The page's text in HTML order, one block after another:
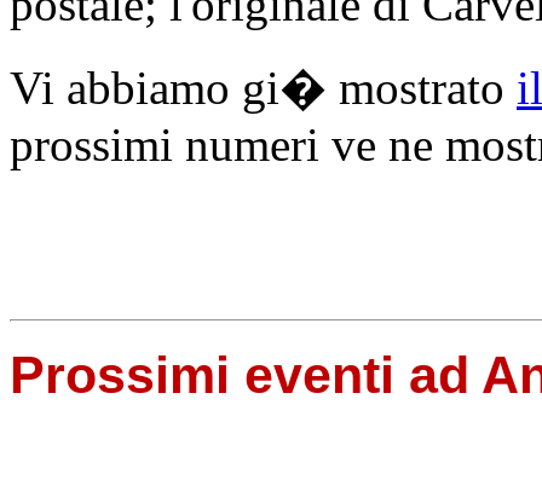
Vi abbiamo gi� mostrato
prossimi numeri ve ne
Prossimi eventi ad